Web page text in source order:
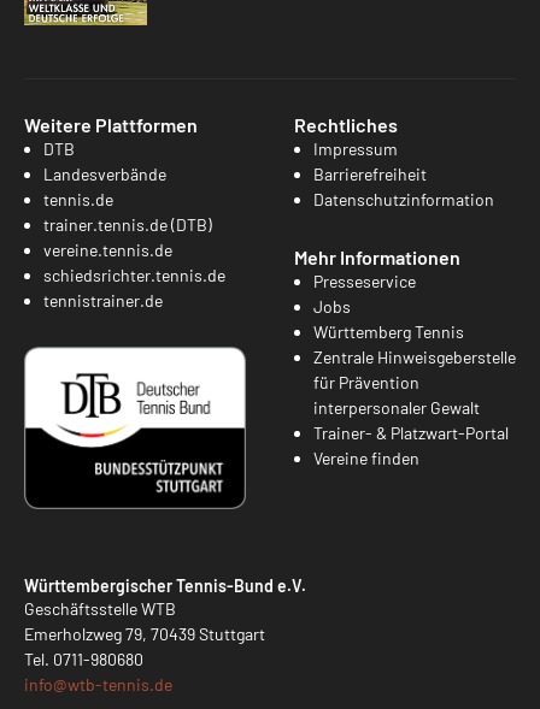
Weitere Plattformen
DTB
Landesverbände
tennis.de
trainer.tennis.de (DTB)
vereine.tennis.de
schiedsrichter.tennis.de
tennistrainer.de
Rechtliches
Impressum
Barrierefreiheit
Datenschutzinformation
Mehr Informationen
Presseservice
Jobs
Württemberg Tennis
Zentrale Hinweisgeberstelle
für Prävention
interpersonaler Gewalt
Trainer- & Platzwart-Portal
Vereine finden
Württembergischer Tennis-Bund e.V.
Geschäftsstelle WTB
Emerholzweg 79, 70439 Stuttgart
Tel. 0711-980680
info@wtb-tennis.de